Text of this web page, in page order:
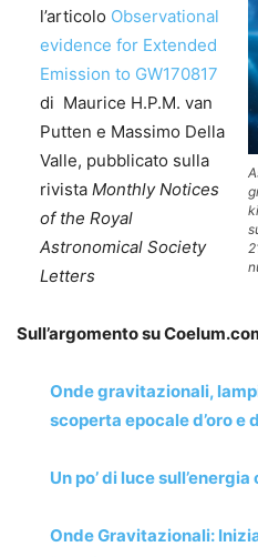
l’articolo Observational
evidence for Extended
Emission to GW170817
di Maurice H.P.M. van
Putten e Massimo Della
Valle, pubblicato sulla
rivista Monthly Notices
of the Royal
Astronomical Society
Letters
Sull’argomento su
Onde gravitazionali,
scoperta epocale d’oro e
Un po’ di luce sull’energia
Onde Gravitazionali: